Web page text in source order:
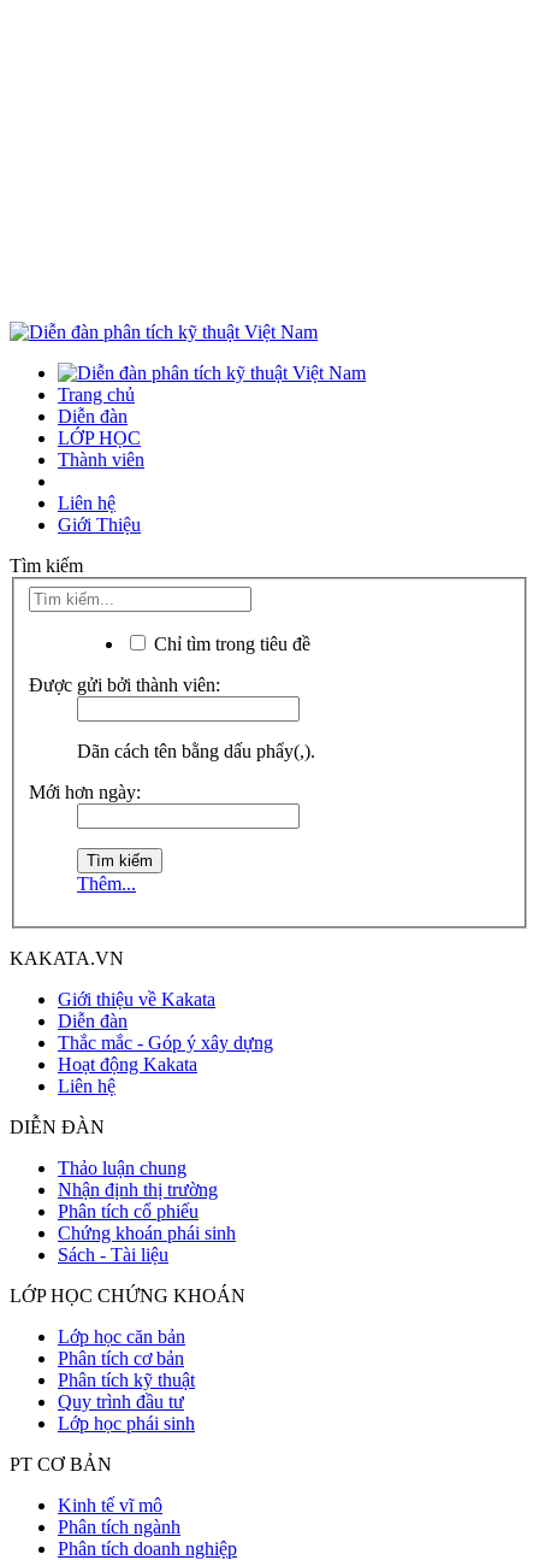
Trang chủ
Diễn đàn
LỚP HỌC
Thành viên
Liên hệ
Giới Thiệu
Tìm kiếm
Chỉ tìm trong tiêu đề
Được gửi bởi thành viên:
Dãn cách tên bằng dấu phẩy(,).
Mới hơn ngày:
Thêm...
KAKATA.VN
Giới thiệu về Kakata
Diễn đàn
Thắc mắc - Góp ý xây dựng
Hoạt động Kakata
Liên hệ
DIỄN ĐÀN
Thảo luận chung
Nhận định thị trường
Phân tích cổ phiếu
Chứng khoán phái sinh
Sách - Tài liệu
LỚP HỌC CHỨNG KHOÁN
Lớp học căn bản
Phân tích cơ bản
Phân tích kỹ thuật
Quy trình đầu tư
Lớp học phái sinh
PT CƠ BẢN
Kinh tế vĩ mô
Phân tích ngành
Phân tích doanh nghiệp